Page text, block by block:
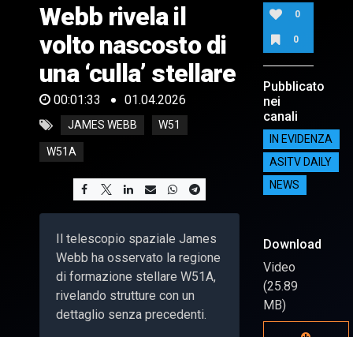
33
seconds
Webb rivela il
volto nascosto di
una ‘culla’ stellare
00:01:33 01.04.2026
JAMES WEBB W51
W51A
Il telescopio spaziale James
Webb ha osservato la regione
di formazione stellare W51A,
rivelando strutture con un
dettaglio senza precedenti.
0
0
Pubblicato
nei
canali
IN EVIDENZA
ASITV DAILY
NEWS
Download
Video
(25.89
MB)